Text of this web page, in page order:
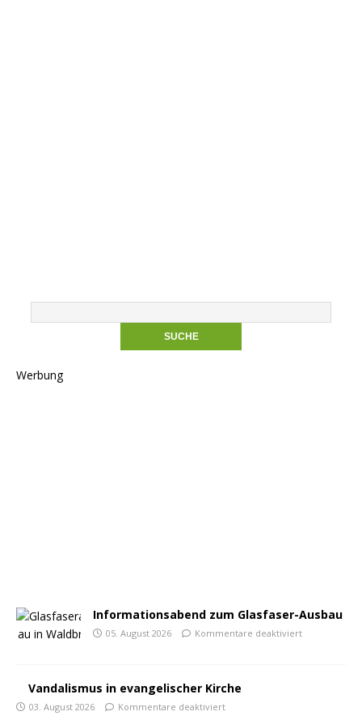
Werbung
Informationsabend zum Glasfaser-Ausbau
05. August 2026 Kommentare deaktiviert
Vandalismus in evangelischer Kirche
03. August 2026 Kommentare deaktiviert